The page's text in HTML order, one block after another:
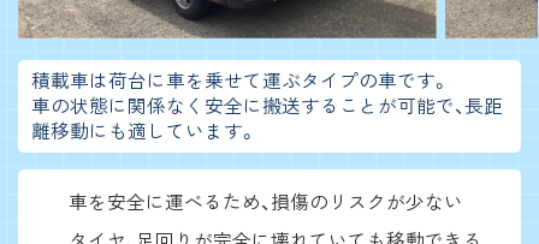
積載車は荷台に車を乗せて運ぶタイプの車です。
車の状態に関係なく安全に搬送することが可能で、長距
離移動にも適しています。
車を安全に運べるため、損傷のリスクが少ない